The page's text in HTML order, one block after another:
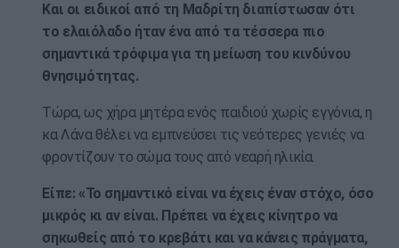
Και οι ειδικοί από τη Μαδρίτη διαπίστωσαν ότι
το ελαιόλαδο ήταν ένα από τα τέσσερα πιο
σημαντικά τρόφιμα για τη μείωση του κινδύνου
θνησιμότητας.
Τώρα, ως χήρα μητέρα ενός παιδιού χωρίς εγγόνια, η
κα Λάνα θέλει να εμπνεύσει τις νεότερες γενιές να
φροντίζουν το σώμα τους από νεαρή ηλικία.
Είπε: «Το σημαντικό είναι να έχεις έναν στόχο, όσο
μικρός κι αν είναι. Πρέπει να έχεις κίνητρο να
σηκωθείς από το κρεβάτι και να κάνεις πράγματα,